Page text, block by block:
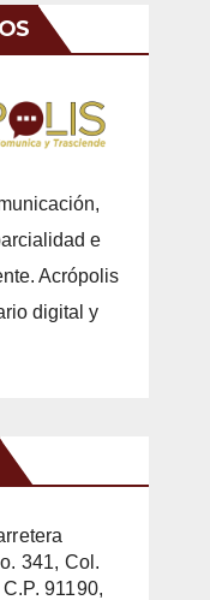
e
Acrópolis
digital y
341, Col.
91190,